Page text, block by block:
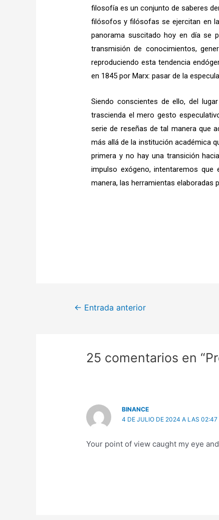
filosofía es un conjunto de saberes
filósofos y filósofas se ejercitan en
panorama suscitado hoy en día se
transmisión de conocimientos,
reproduciendo esta tendencia
en 1845 por Marx: pasar de la
Siendo conscientes de ello, del
trascienda el mero gesto
serie de reseñas de tal manera que
más allá de la institución académica
primera y no hay una transición
impulso exógeno, intentaremos
manera, las herramientas
← Entrada anterior
25 comentarios en
BINANCE
4 DE JULIO DE 2024 A LAS 02:47
Your point of view caught my eye